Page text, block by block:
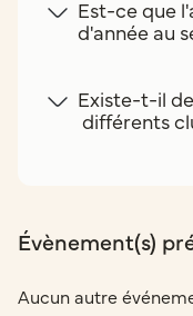
Est-ce que
d'année au
Existe-t-il
différents
Évènement(s)
Aucun autre